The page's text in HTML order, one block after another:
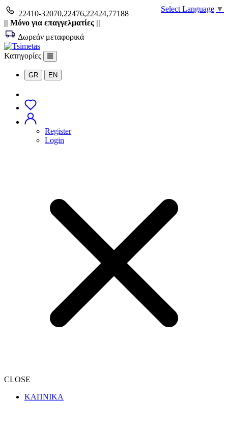
Select Language ▼
22410-32070,22476,22424,77188
|| Μόνο για επαγγελματίες ||
Δωρεάν μεταφορικά
Κατηγορίες
GR EN
Register
Login
CLOSE
ΚΑΠΝΙΚΑ